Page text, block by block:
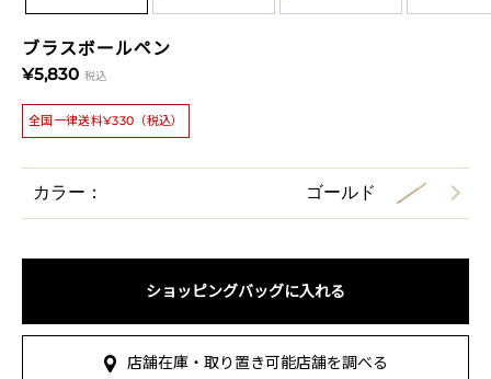
ブラスボールペン
¥5,830 税込
全国一律送料¥330（税込）
カラー： ゴールド
ショッピングバッグに入れる
店舗在庫・取り置き可能店舗を調べる